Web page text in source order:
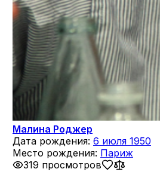
Малина Роджер
Дата рождения: 6 июля 1950
Место рождения: Париж
319 просмотров